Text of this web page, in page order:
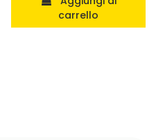
carrello